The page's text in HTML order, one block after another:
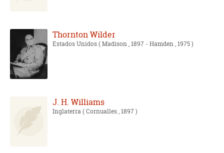
Thornton Wilder
Estados Unidos( Madison , 1897 - Hamden , 1975 )
J. H. Williams
Inglaterra( Cornualles , 1897 )